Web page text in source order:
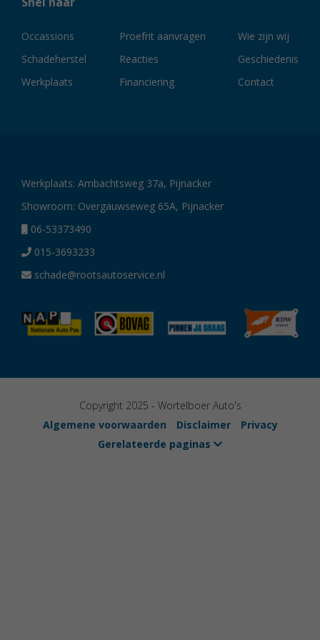
Occassions
Schadeherstel
Werkplaats
Proefrit aanvragen
Reacties
Financiering
Wie zijn wij
Geschiedenis
Contact
Werkplaats: Ambachtsweg 37a, Pijnacker
Showroom: Overgauwseweg 65A, Pijnacker
06-53373490
015-3693233
schade@rootsautoservice.nl
Copyright 2025 - Wortelboer Auto's
Algemene voorwaarden
Disclaimer
Privacy
Gerelateerde paginas